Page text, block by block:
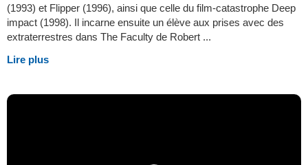
(1993) et Flipper (1996), ainsi que celle du film-catastrophe Deep
impact (1998). Il incarne ensuite un élève aux prises avec des
extraterrestres dans The Faculty de Robert ...
Lire plus